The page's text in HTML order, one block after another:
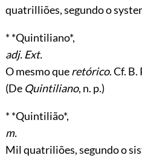
quatrilliões, segundo o
* *Quintiliano*,
adj. Ext.
O mesmo queretórico. Cf. B.
(De Quintiliano, n. p.)
* *Quintilião*,
m.
Mil quatriliões, segundo o